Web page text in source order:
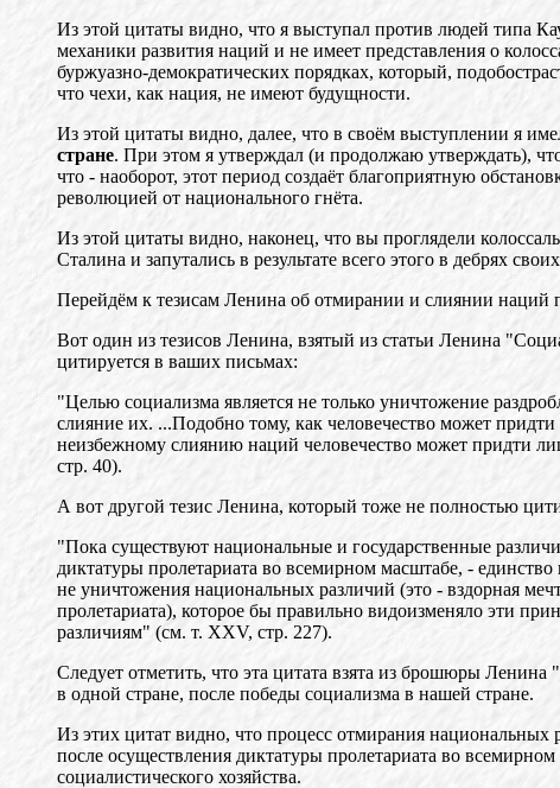
Из этой цитаты видно, что я выступал против людей типа
механики развития наций и не имеет представления о
буржуазно-демократических порядках, который,
что чехи, как нация, не имеют будущности.
Из этой цитаты видно, далее, что в своём выступлении я
стране. При этом я утверждал (и продолжаю утверждать),
что - наоборот, этот период создаёт благоприятную
революцией от национального гнёта.
Из этой цитаты видно, наконец, что вы проглядели
Сталина и запутались в результате всего этого в дебрях
Перейдём к тезисам Ленина об отмирании и слиянии наций
Вот один из тезисов Ленина, взятый из статьи Ленина
цитируется в ваших письмах:
"Целью социализма является не только уничтожение
слияние их. ...Подобно тому, как человечество может
неизбежному слиянию наций человечество может придти
стр. 40).
А вот другой тезис Ленина, который тоже не полностью
"Пока существуют национальные и государственные
диктатуры пролетариата во всемирном масштабе, -
не уничтожения национальных различий (это - вздорная
пролетариата), которое бы правильно видоизменяло эти
различиям" (см. т. XXV, стр. 227).
Следует отметить, что эта цитата взята из брошюры
в одной стране, после победы социализма в нашей стране.
Из этих цитат видно, что процесс отмирания
после осуществления диктатуры пролетариата во
социалистического хозяйства.